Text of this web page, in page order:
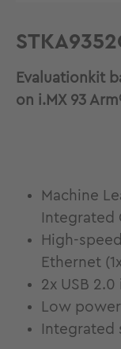
Evaluationkit
on i.MX 93
Machine
Integrated
High-
Ethernet
2x USB
Low
Integrated